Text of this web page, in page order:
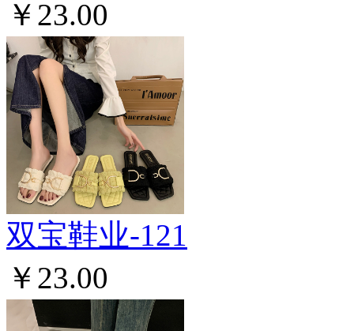
￥23.00
双宝鞋业-121
￥23.00